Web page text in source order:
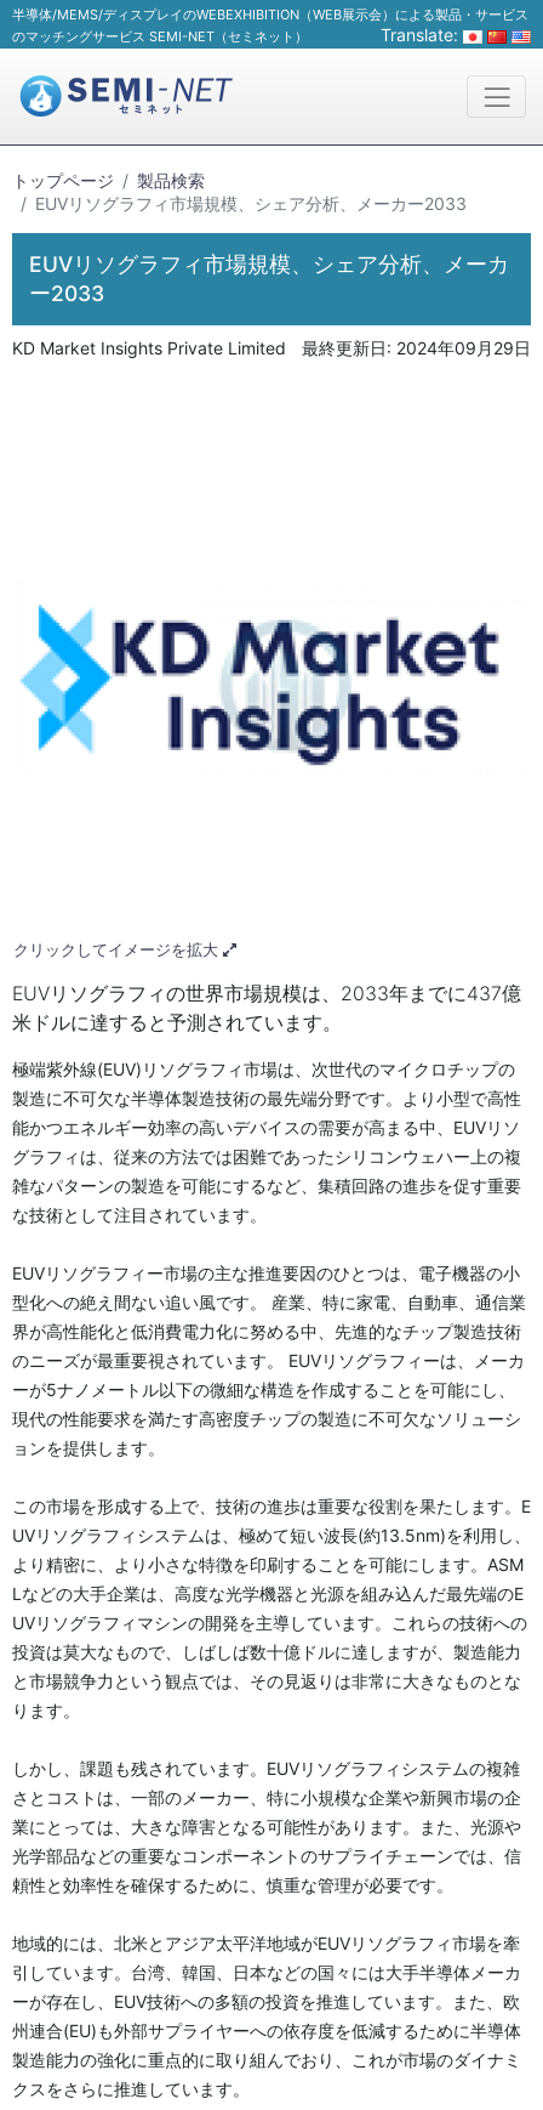
半導体/MEMS/ディスプレイのWEBEXHIBITION（WEB展示会）による製品・サービス
のマッチングサービス SEMI-NET（セミネット）
Translate:
トップページ
製品検索
EUVリソグラフィ市場規模、シェア分析、メーカー2033
EUVリソグラフィ市場規模、シェア分析、メーカ
ー2033
KD Market Insights Private Limited 最終更新日: 2024年09月29日
クリックしてイメージを拡大
EUVリソグラフィの世界市場規模は、2033年までに437億
米ドルに達すると予測されています。
極端紫外線(EUV)リソグラフィ市場は、次世代のマイクロチップの
製造に不可欠な半導体製造技術の最先端分野です。より小型で高性
能かつエネルギー効率の高いデバイスの需要が高まる中、EUVリソ
グラフィは、従来の方法では困難であったシリコンウェハー上の複
雑なパターンの製造を可能にするなど、集積回路の進歩を促す重要
な技術として注目されています。
EUVリソグラフィー市場の主な推進要因のひとつは、電子機器の小
型化への絶え間ない追い風です。 産業、特に家電、自動車、通信業
界が高性能化と低消費電力化に努める中、先進的なチップ製造技術
のニーズが最重要視されています。 EUVリソグラフィーは、メーカ
ーが5ナノメートル以下の微細な構造を作成することを可能にし、
現代の性能要求を満たす高密度チップの製造に不可欠なソリューシ
ョンを提供します。
この市場を形成する上で、技術の進歩は重要な役割を果たします。E
UVリソグラフィシステムは、極めて短い波長(約13.5nm)を利用し、
より精密に、より小さな特徴を印刷することを可能にします。ASM
Lなどの大手企業は、高度な光学機器と光源を組み込んだ最先端のE
UVリソグラフィマシンの開発を主導しています。これらの技術への
投資は莫大なもので、しばしば数十億ドルに達しますが、製造能力
と市場競争力という観点では、その見返りは非常に大きなものとな
ります。
しかし、課題も残されています。EUVリソグラフィシステムの複雑
さとコストは、一部のメーカー、特に小規模な企業や新興市場の企
業にとっては、大きな障害となる可能性があります。また、光源や
光学部品などの重要なコンポーネントのサプライチェーンでは、信
頼性と効率性を確保するために、慎重な管理が必要です。
地域的には、北米とアジア太平洋地域がEUVリソグラフィ市場を牽
引しています。台湾、韓国、日本などの国々には大手半導体メーカ
ーが存在し、EUV技術への多額の投資を推進しています。また、欧
州連合(EU)も外部サプライヤーへの依存度を低減するために半導体
製造能力の強化に重点的に取り組んでおり、これが市場のダイナミ
クスをさらに推進しています。